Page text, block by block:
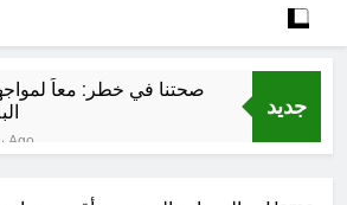
جديد
صحتنا في خطر: معاً
ساعة واحدة Ago